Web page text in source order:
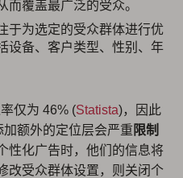
而覆盖最广泛的受众。
于为选定的受众群体进行优
设备、客户类型、性别、年
仅为 46% (Statista)，因此
加额外的定位层会严重 限制
性化广告时，他们的信息将
改受众群体设置，则关闭个